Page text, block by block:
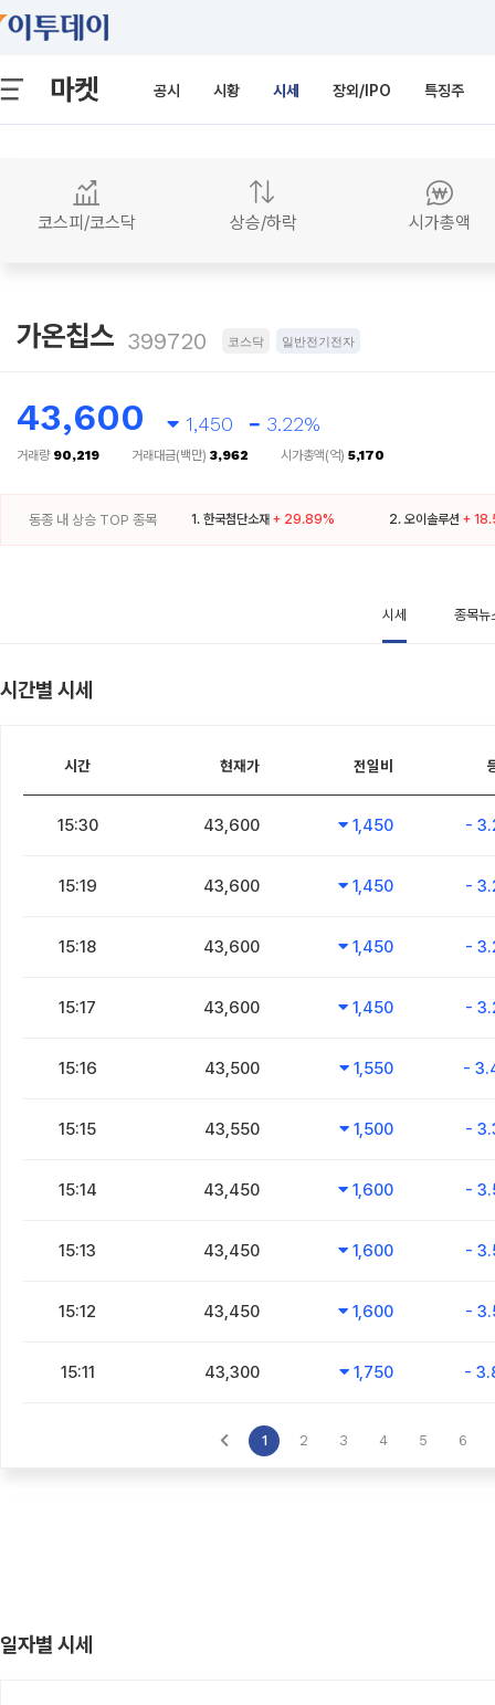
마켓 공시 시황 시세 장외/IPO 특징주
코스피/코스닥 상승/하락 시가총액
가온칩스 399720 코스닥 일반전기전자
43,600 1,450 3.22%
거래량 90,219 거래대금(백만) 3,962 시가총액(억) 5,170
동종 내 상승 TOP 종목 1. 한국첨단소재 + 29.89% 2.오이솔루션 +
시세 종목뉴